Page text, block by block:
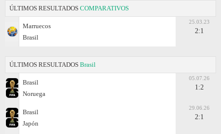
ÚLTIMOS RESULTADOS COMPARATIVOS
Marruecos
Brasil
25.03.23
2:1
ÚLTIMOS RESULTADOS Brasil
Brasil
Noruega
05.07.26
1:2
Brasil
Japón
29.06.26
2:1